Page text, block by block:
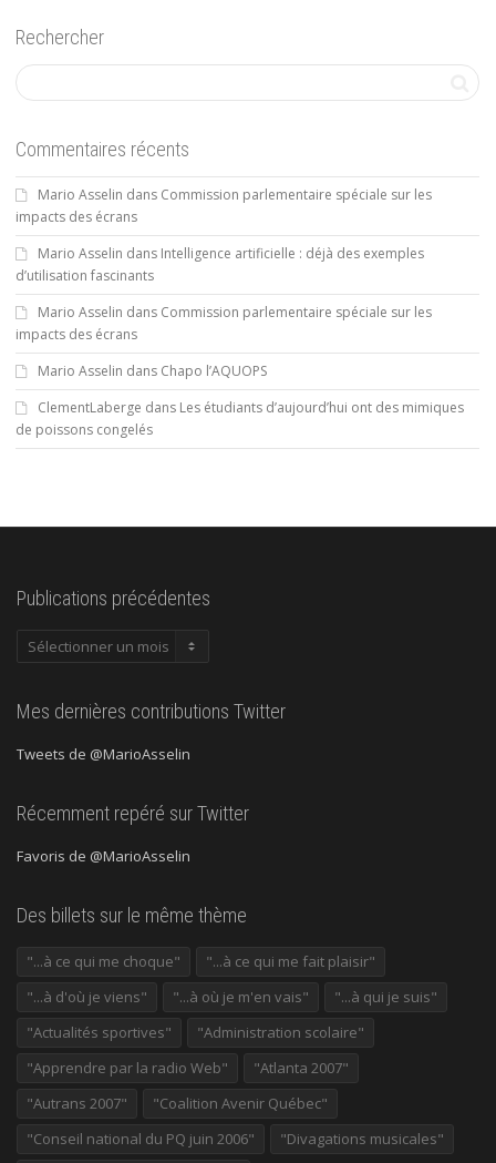
Rechercher
Commentaires récents
Mario Asselin dans Commission parlementaire spéciale sur les
impacts des écrans
Mario Asselin dans Intelligence artificielle : déjà des exemples
d’utilisation fascinants
Mario Asselin dans Commission parlementaire spéciale sur les
impacts des écrans
Mario Asselin dans Chapo l’AQUOPS
ClementLaberge dans Les étudiants d’aujourd’hui ont des mimiques
de poissons congelés
Publications précédentes
Publications
Mes dernières contributions Twitter
Tweets de @MarioAsselin
Récemment repéré sur Twitter
Favoris de @MarioAsselin
Des billets sur le même thème
"...à ce qui me choque"
"...à ce qui me fait plaisir"
"...à d'où je viens"
"...à où je m'en vais"
"...à qui je suis"
"Actualités sportives"
"Administration scolaire"
"Apprendre par la radio Web"
"Atlanta 2007"
"Autrans 2007"
"Coalition Avenir Québec"
"Conseil national du PQ juin 2006"
"Divagations musicales"